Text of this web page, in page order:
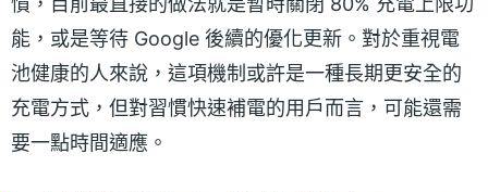
能，或是等待 Google 後續的優化更新。對於重視電
池健康的人來說，這項機制或許是一種長期更安全的
充電方式，但對習慣快速補電的用戶而言，可能還需
要一點時間適應。